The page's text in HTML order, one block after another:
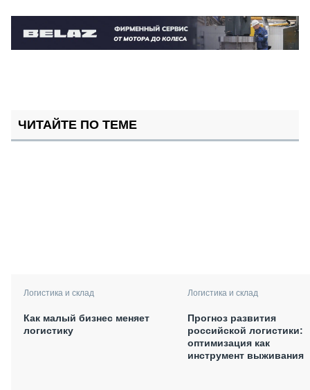
ЧИТАЙТЕ ПО ТЕМЕ
Логистика и склад
Как малый бизнес меняет
логистику
Логистика и склад
Прогноз развития
российской логистики:
оптимизация как
инструмент выживания